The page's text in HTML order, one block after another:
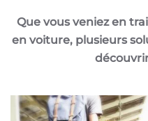
Que vous veniez en
en voiture, plusieurs